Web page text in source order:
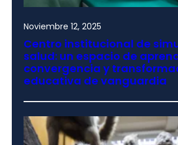
Noviembre 12, 2025
Centro institucional de
salud: un espacio de
convergencia y
educativa de vanguardia